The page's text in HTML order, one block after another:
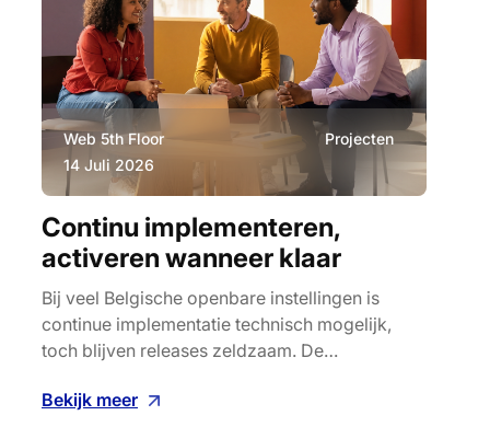
Continu implementeren,
activeren wanneer klaar
Web 5th Floor
14 Juli 2026
Projecten
Bij veel Belgische openbare instellingen is
continue implementatie technisch mogelijk,
toch blijven releases zeldzaam. De…
Bekijk meer